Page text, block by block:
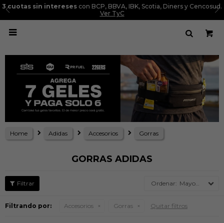
3 cuotas sin intereses con BCP, BBVA, IBK, Scotia, Diners y Cencosud.
Ver TyC

Home Adidas Accesorios Gorras
GORRAS ADIDAS
Mayor precio
Filtrando por: Accesorios Gorras Quitar filtros